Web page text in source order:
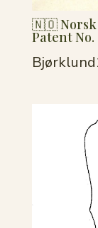
🇳🇴 Norsk
Patent No.